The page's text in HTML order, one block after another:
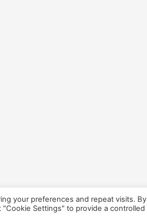
your preferences and repeat visits. By
Settings" to provide a controlled